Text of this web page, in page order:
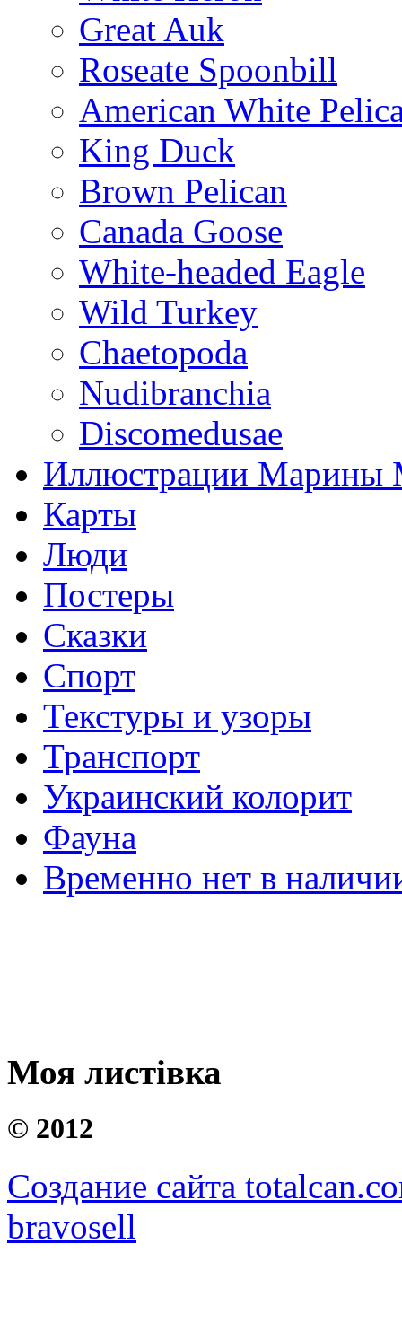
Great Auk
Roseate Spoonbill
American White
King Duck
Brown Pelican
Canada Goose
White-headed Eagle
Wild Turkey
Chaetopoda
Nudibranchia
Discomedusae
Иллюстрации Марины
Карты
Люди
Постеры
Сказки
Спорт
Текстуры и узоры
Транспорт
Украинский колорит
Фауна
Временно нет в
Моя листівка
© 2012
Создание сайта
bravosell